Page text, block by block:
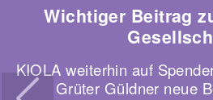
Wichtiger Beitrag
KIOLA weiterhin auf
Grüter Güldner neue
zurück